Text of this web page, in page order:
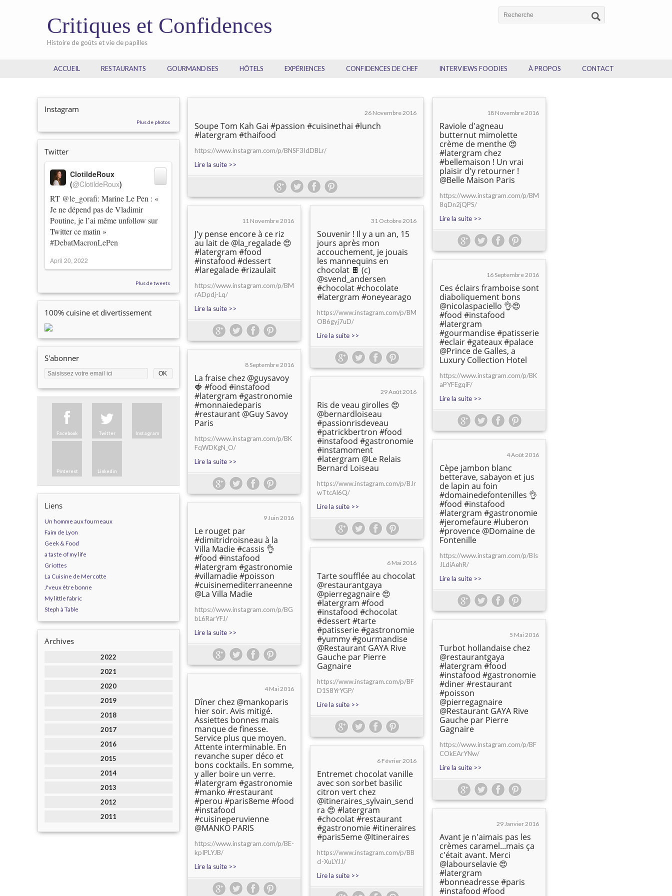
Critiques et Confidences
Histoire de goûts et vie de papilles
ACCUEIL RESTAURANTS GOURMANDISES HÔTELS EXPÉRIENCES CONFIDENCES DE CHEF INTERVIEWS FOODIES À PROPOS CONTACT
Instagram
Plus de photos
Twitter
RT @le_gorafi: Marine Le Pen : «
Je ne dépend pas de Vladimir
Poutine, je l’ai même unfollow sur
Twitter ce matin »
#DebatMacronLePen
ClotildeRoux
(@ClotildeRoux)
April 20, 2022
Plus de tweets
100% cuisine et divertissement
S'abonner
Facebook Twitter Instagram
Pinterest Linkedin
Liens
Un homme aux fourneaux
Faim de Lyon
Geek & Food
a taste of my life
Griottes
La Cuisine de Mercotte
J'veux être bonne
My little fabric
Steph à Table
Archives
2022
2021
2020
2019
2018
2017
2016
2015
2014
2013
2012
2011
26 Novembre 2016
Soupe Tom Kah Gai #passion #cuisinethai #lunch
#latergram #thaifood
https://www.instagram.com/p/BNSF3IdDBLr/
Lire la suite >>
18 Novembre 2016
Raviole d'agneau
butternut mimolette
crème de menthe 😍
#latergram chez
#bellemaison ! Un vrai
plaisir d'y retourner !
@Belle Maison Paris
https://www.instagram.com/p/BM
8qDn2jQPS/
Lire la suite >>
11 Novembre 2016
J'y pense encore à ce riz
au lait de @la_regalade 😍
#latergram #food
#instafood #dessert
#laregalade #rizaulait
https://www.instagram.com/p/BM
rADpdj-Lq/
Lire la suite >>
31 Octobre 2016
Souvenir ! Il y a un an, 15
jours après mon
accouchement, je jouais
les mannequins en
chocolat 🍫 (c)
@svend_andersen
#chocolat #chocolate
#latergram #oneyearago
https://www.instagram.com/p/BM
OB6gyj7uD/
Lire la suite >>
16 Septembre 2016
Ces éclairs framboise sont
diaboliquement bons
@nicolaspaciello 👌😍
#food #instafood
#latergram
#gourmandise #patisserie
#eclair #gateaux #palace
@Prince de Galles, a
Luxury Collection Hotel
https://www.instagram.com/p/BK
aPYFEgqiF/
Lire la suite >>
8 Septembre 2016
La fraise chez @guysavoy
🍓 #food #instafood
#latergram #gastronomie
#monnaiedeparis
#restaurant @Guy Savoy
Paris
https://www.instagram.com/p/BK
FqWDKgN_O/
Lire la suite >>
29 Août 2016
Ris de veau girolles 😍
@bernardloiseau
#passionrisdeveau
#patrickbertron #food
#instafood #gastronomie
#instamoment
#latergram @Le Relais
Bernard Loiseau
https://www.instagram.com/p/BJr
wTtcAl6Q/
Lire la suite >>
4 Août 2016
Cèpe jambon blanc
betterave, sabayon et jus
de lapin au foin
#domainedefontenilles 👌
#food #instafood
#latergram #gastronomie
#jeromefaure #luberon
#provence @Domaine de
Fontenille
https://www.instagram.com/p/BIs
JLdiAehR/
Lire la suite >>
9 Juin 2016
Le rouget par
#dimitridroisneau à la
Villa Madie #cassis 👌
#food #instafood
#latergram #gastronomie
#villamadie #poisson
#cuisinemediterraneenne
@La Villa Madie
https://www.instagram.com/p/BG
bL6RarYFJ/
Lire la suite >>
6 Mai 2016
Tarte soufflée au chocolat
@restaurantgaya
@pierregagnaire 😍
#latergram #food
#instafood #chocolat
#dessert #tarte
#patisserie #gastronomie
#yummy #gourmandise
@Restaurant GAYA Rive
Gauche par Pierre
Gagnaire
https://www.instagram.com/p/BF
D1S8YrYGP/
Lire la suite >>
5 Mai 2016
Turbot hollandaise chez
@restaurantgaya
#latergram #food
#instafood #gastronomie
#diner #restaurant
#poisson
@pierregagnaire
@Restaurant GAYA Rive
Gauche par Pierre
Gagnaire
https://www.instagram.com/p/BF
COkEArYNw/
Lire la suite >>
4 Mai 2016
Dîner chez @mankoparis
hier soir. Avis mitigé.
Assiettes bonnes mais
manque de finesse.
Service plus que moyen.
Attente interminable. En
revanche super déco et
bons cocktails. En somme,
y aller boire un verre.
#latergram #gastronomie
#manko #restaurant
#perou #paris8eme #food
#instafood
#cuisineperuvienne
@MANKO PARIS
https://www.instagram.com/p/BE-
kpIPLYJB/
Lire la suite >>
6 Février 2016
Entremet chocolat vanille
avec son sorbet basilic
citron vert chez
@itineraires_sylvain_send
ra 😍 #latergram
#chocolat #restaurant
#gastronomie #itineraires
#paris5eme @Itineraires
https://www.instagram.com/p/BB
cl-XuLYJJ/
Lire la suite >>
29 Janvier 2016
Avant je n'aimais pas les
crèmes caramel...mais ça
c'était avant. Merci
@labourselavie 😍
#latergram
#bonneadresse #paris
#instafood #food